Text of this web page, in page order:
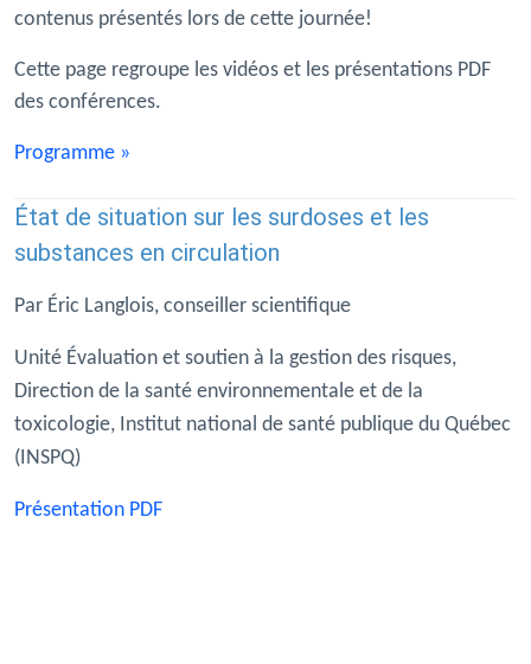
contenus présentés lors de cette journée!
Cette page regroupe les vidéos et les présentations PDF
des conférences.
Programme »
État de situation sur les surdoses et les
substances en circulation
Par Éric Langlois, conseiller scientifique
Unité Évaluation et soutien à la gestion des risques,
Direction de la santé environnementale et de la
toxicologie, Institut national de santé publique du Québec
(INSPQ)
Présentation PDF